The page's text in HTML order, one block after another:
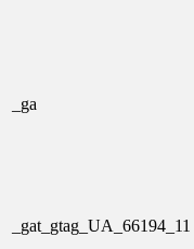
_ga
_gat_gtag_UA_66194_11